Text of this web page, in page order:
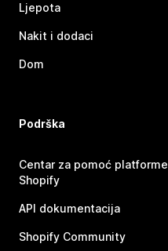
Ljepota
Nakit i dodaci
Dom
Podrška
Centar za pomoć platforme
Shopify
API dokumentacija
Shopify Community